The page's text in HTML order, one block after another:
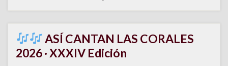
ASÍ CANTAN LAS CORALES
2026 · XXXIV Edición